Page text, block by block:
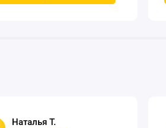
Наталья Т.